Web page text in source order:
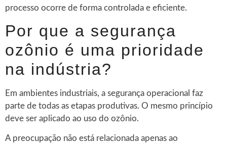
processo ocorre de forma controlada e eficiente.
Por que a segurança
ozônio é uma prioridade
na indústria?
Em ambientes industriais, a segurança operacional faz
parte de todas as etapas produtivas. O mesmo princípio
deve ser aplicado ao uso do ozônio.
A preocupação não está relacionada apenas ao